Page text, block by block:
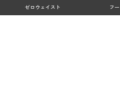
ゼロウェイスト フ